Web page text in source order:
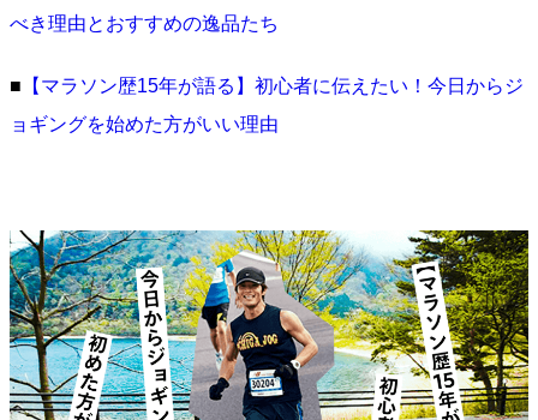
べき理由とおすすめの逸品たち
■ 【マラソン歴15年が語る】初心者に伝えたい！今日からジ
ョギングを始めた方がいい理由